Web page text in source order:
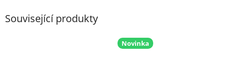
Související produkty
Novinka